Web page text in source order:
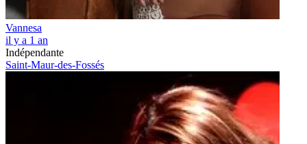
Vannesa
il y a 1 an
Indépendante
Saint-Maur-des-Fossés